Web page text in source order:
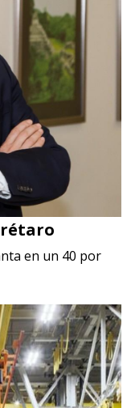
en un 40 por